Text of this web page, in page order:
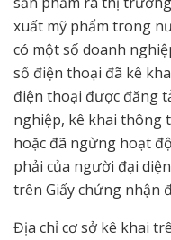
xuất mỹ phẩm trong
có một số doanh
số điện thoại đã kê
điện thoại được đăng
nghiệp, kê khai thông
hoặc đã ngừng hoạt
phải của người đại
trên Giấy chứng nhận
Địa chỉ cơ sở kê khai